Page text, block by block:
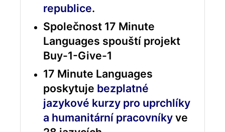
republice.
Společnost 17 Minute
Languages spouští projekt
Buy-1-Give-1
17 Minute Languages
poskytuje bezplatné
jazykové kurzy pro uprchlíky
a humanitární pracovníkyve